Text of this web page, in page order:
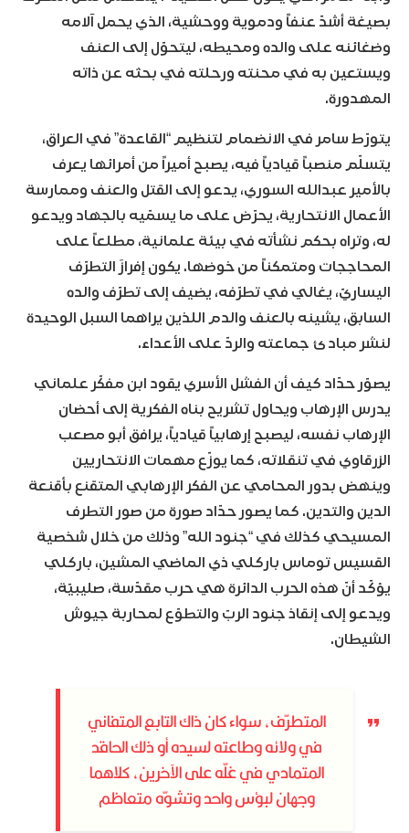
بصيغة أشدّ عنفاً ودموية ووحشية، الذي يحمل آلامه
وضغائنه على والده ومحيطه، ليتحوّل إلى العنف
ويستعين به في محنته ورحلته في بحثه عن ذاته
المهدورة.
يتورّط سامر في الانضمام لتنظيم “القاعدة” في العراق،
يتسلّم منصباً قيادياً فيه، يصبح أميراً من أمرائها يعرف
بالأمير عبدالله السوري، يدعو إلى القتل والعنف وممارسة
الأعمال الانتحارية، يحرّض على ما يسمّيه بالجهاد ويدعو
له، وتراه بحكم نشأته في بيئة علمانية، مطلعاً على
المحاججات ومتمكناً من خوضها. يكون إفرازَ التطرّف
اليساريّ، يغالي في تطرّفه، يضيف إلى تطرّف والده
السابق، يشينه بالعنف والدم اللذين يراهما السبل الوحيدة
لنشر مبادئ جماعته والردّ على الأعداء.
يصوّر حدّاد كيف أن الفشل الأسري يقود ابن مفكّر علماني
يدرس الإرهاب ويحاول تشريح بناه الفكرية إلى أحضان
الإرهاب نفسه، ليصبح إرهابياً قيادياً، يرافق أبو مصعب
الزرقاوي في تنقلاته، كما يوزّع مهمات الانتحاريين
وينهض بدور المحامي عن الفكر الإرهابي المتقنع بأقنعة
الدين والتدين. كما يصور حدّاد صورة من صور التطرف
المسيحي كذلك في “جنود الله” وذلك من خلال شخصية
القسيس توماس باركلي ذي الماضي المشين، باركلي
يؤكّد أنّ هذه الحرب الدائرة هي حرب مقدّسة، صليبيّة،
ويدعو إلى إنقاذ جنود الربّ والتطوّع لمحاربة جيوش
الشيطان.
المتطرّف، سواء كان ذاك التابع المتفاني
في ولائه وطاعته لسيده أو ذلك الحاقد
المتمادي في غلّه على الآخرين، كلاهما
وجهان لبؤس واحد وتشوّه متعاظم